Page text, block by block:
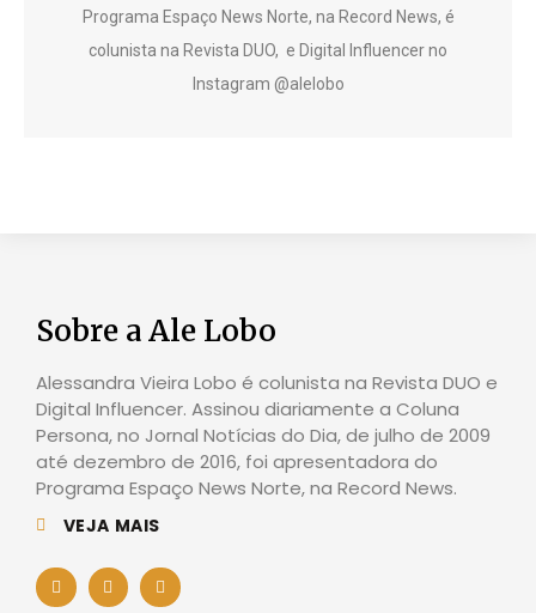
Programa Espaço News Norte, na Record News, é
colunista na Revista DUO, e Digital Influencer no
Instagram @alelobo
Sobre a Ale Lobo
Alessandra Vieira Lobo é colunista na Revista DUO e
Digital Influencer. Assinou diariamente a Coluna
Persona, no Jornal Notícias do Dia, de julho de 2009
até dezembro de 2016, foi apresentadora do
Programa Espaço News Norte, na Record News.
VEJA MAIS